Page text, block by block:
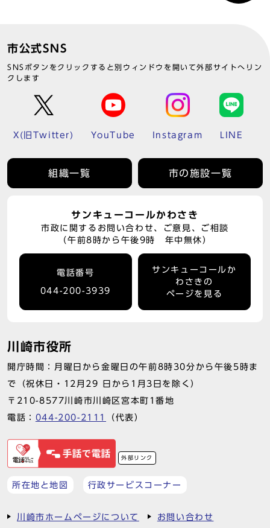
市公式SNS
SNSボタンをクリックすると別ウィンドウを開いて外部サイトへリン
クします
X(旧Twitter) YouTube Instagram LINE
組織一覧 市の施設一覧
サンキューコールかわさき
市政に関するお問い合わせ、ご意見、ご相談
（午前8時から午後9時 年中無休）
電話番号
044-200-3939
サンキューコールか
わさきの
ページを見る
川崎市役所
開庁時間：月曜日から金曜日の午前8時30分から午後5時ま
で（祝休日・12月29 日から1月3日を除く）
〒210-8577川崎市川崎区宮本町1番地
電話： 044-200-2111 （代表）
外部リンク
所在地と地図 行政サービスコーナー
川崎市ホームページについて お問い合わせ